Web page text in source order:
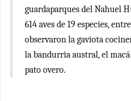
guardaparques del Nahuel
614 aves de 19 especies,
observaron la gaviota
la bandurria austral, el
pato overo.